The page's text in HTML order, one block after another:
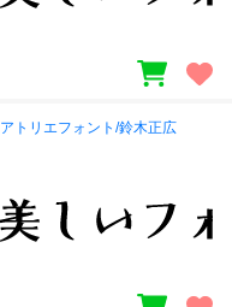
アトリエフォント/鈴木正広